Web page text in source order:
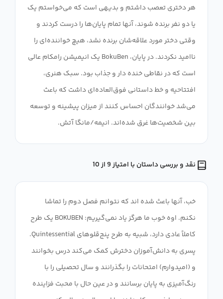
هر دختری تعصب داشتم و بدیهی است که می‌خواستم یک
یا دو نفر برنده شوند، آنها تمام پایان‌ها را درست کردند و
وقتی دختر مورد علاقه‌شان برنده نشد، هیچ خواننده‌ای را
ناامید نکردند. در پایان، BokuBen یک انیمیشن رامکام عالی
است که در نقاطی خنده دار و جذاب بود. سبک هنری،
افتتاحیه و خط داستانی فوق‌العاده‌ای داشت که باعث
می‌شد خوانندگان احساس کنند از میزان پیشینه و توسعه
بین شخصیت‌ها غرق شده‌اند. انیمه/مانگا آتش.
نقد و بررسی داستان با امتیاز 9 از 10
خب، آنها باعث شده اند که نتوانم فصل دوم را تماشا
نکنم. اوه خوب ما هرگز یاد نمی‌گیریم: BOKUBEN یک طرح
کاملاً عادی دارد، شبیه به طرح پنج‌قلوهای Quintessential.
پسری به دانش‌آموزان دخترش کمک می‌کند درس بخوانند
و (امیدوارم) امتحانات را بگذرانند و سال تحصیلی را با
رنگ‌آمیزی به پایان برسانند و در عین حال با محبت فزاینده